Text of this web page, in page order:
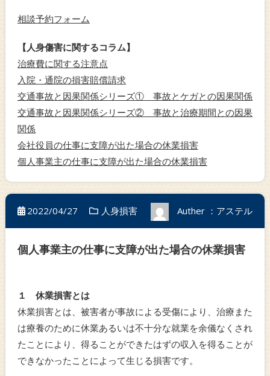
相談予約フォーム
【人身傷害に関するコラム】
治療費に関する注意点
入院・通院の損害賠償請求
交通事故と因果関係シリーズ① 事故とケガとの因果関係
交通事故と因果関係シリーズ② 事故と治療期間との因果
関係
会社役員の仕事に支障が出た場合の休業損害
個人事業主の仕事に支障が出た場合の休業損害
2022/04/27 人身損害 Auther ：アステル
個人事業主の仕事に支障が出た場合の休業損害
１ 休業損害とは
休業損害とは、被害者が事故による受傷により、治療また
は療養のために休業あるいは不十分な就業を余儀なくされ
たことにより、得ることができたはずの収入を得ることが
できなかったことによって生じる損害です。